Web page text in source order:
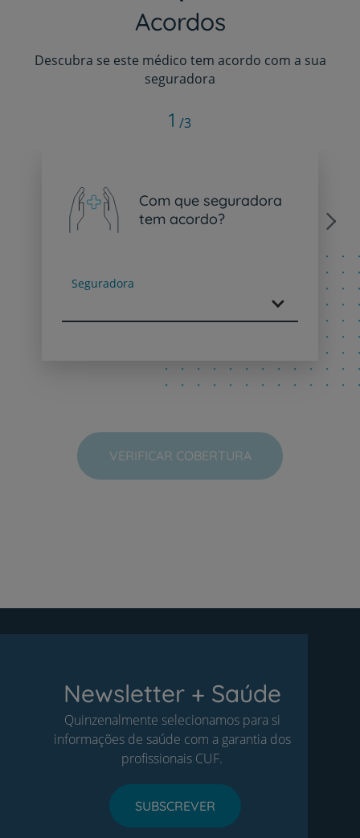
Acordos
Descubra se este médico tem acordo com a sua
seguradora
Com que seguradora
tem acordo?
Seguradora
Next
1 /3
VERIFICAR COBERTURA
Newsletter + Saúde
Quinzenalmente selecionamos para si
informações de saúde com a garantia dos
profissionais CUF.
SUBSCREVER